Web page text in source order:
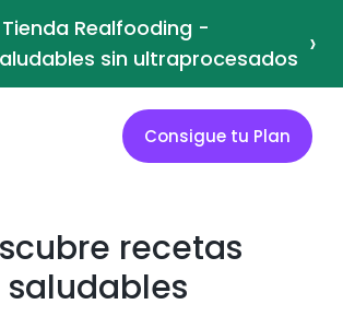
Realfooding -
sin ultraprocesados ›
Consigue tu Plan
recetas
saludables